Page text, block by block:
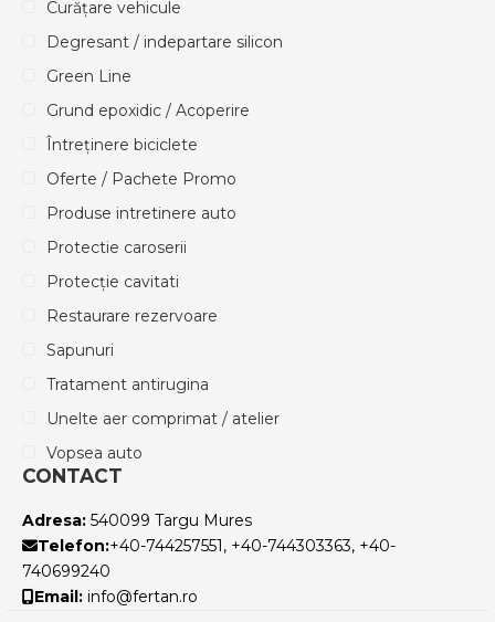
Curățare vehicule
Degresant / indepartare silicon
Green Line
Grund epoxidic / Acoperire
Întreținere biciclete
Oferte / Pachete Promo
Produse intretinere auto
Protectie caroserii
Protecție cavitati
Restaurare rezervoare
Sapunuri
Tratament antirugina
Unelte aer comprimat / atelier
Vopsea auto
CONTACT
Adresa: 540099 Targu Mures
Telefon:+40-744257551, +40-744303363, +40-
740699240
Email: info@fertan.ro